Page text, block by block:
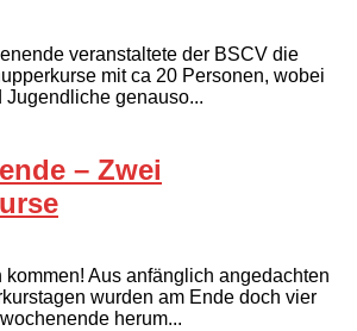
veranstaltete der BSCV die
mit ca 20 Personen, wobei
genauso...
– Zwei
Aus anfänglich angedachten
wurden am Ende doch vier
herum...